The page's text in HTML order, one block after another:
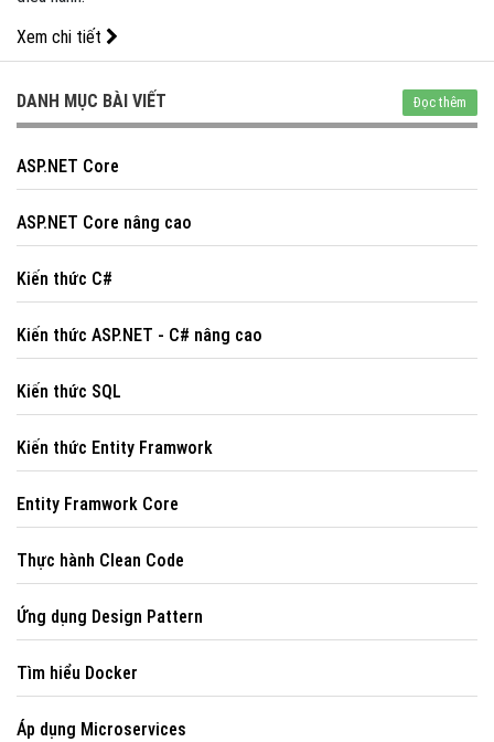
Xem chi tiết
DANH MỤC BÀI VIẾT Đọc thêm
ASP.NET Core
ASP.NET Core nâng cao
Kiến thức C#
Kiến thức ASP.NET - C# nâng cao
Kiến thức SQL
Kiến thức Entity Framwork
Entity Framwork Core
Thực hành Clean Code
Ứng dụng Design Pattern
Tìm hiểu Docker
Áp dụng Microservices
Like Fanpage Để Ủng Hộ Chúng Tôi Duy Trì Website